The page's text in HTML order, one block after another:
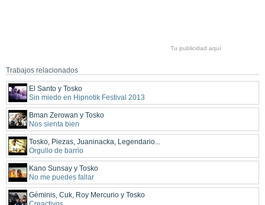
Tu publicidad aquí
Trabajos relacionados
El Santo y Tosko
Sin miedo en Hipnotik Festival 2013
Bman Zerowan y Tosko
Nos sienta bien
Tosko, Piezas, Juaninacka, Legendario...
Orgullo de barrio
Kano Sunsay y Tosko
No me puedes fallar
Géminis, Cuk, Roy Mercurio y Tosko